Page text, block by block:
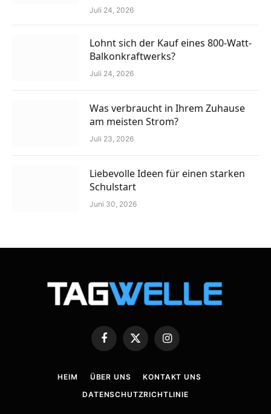
Juli 24, 2026
Lohnt sich der Kauf eines 800-Watt-
Balkonkraftwerks?
Juli 24, 2026
Was verbraucht in Ihrem Zuhause
am meisten Strom?
Juli 23, 2026
Liebevolle Ideen für einen starken
Schulstart
Juni 30, 2026
Facebook
X
(Twitter)
Instagram
HEIM ÜBER UNS
KONTAKT UNS
DATENSCHUTZRICHTLINIE